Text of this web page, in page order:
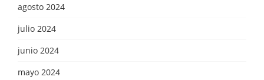
agosto 2024
julio 2024
junio 2024
mayo 2024